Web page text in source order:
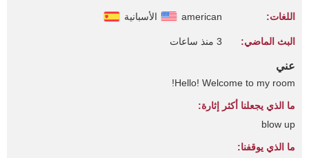
اللغات: american الأسبانية
البث الماضي: 3 منذ ساعات
عني
Hello! Welcome to my room!
ما الذي يجعلنا أكثر إثارة:
blow up
ما الذي يوقفنا: